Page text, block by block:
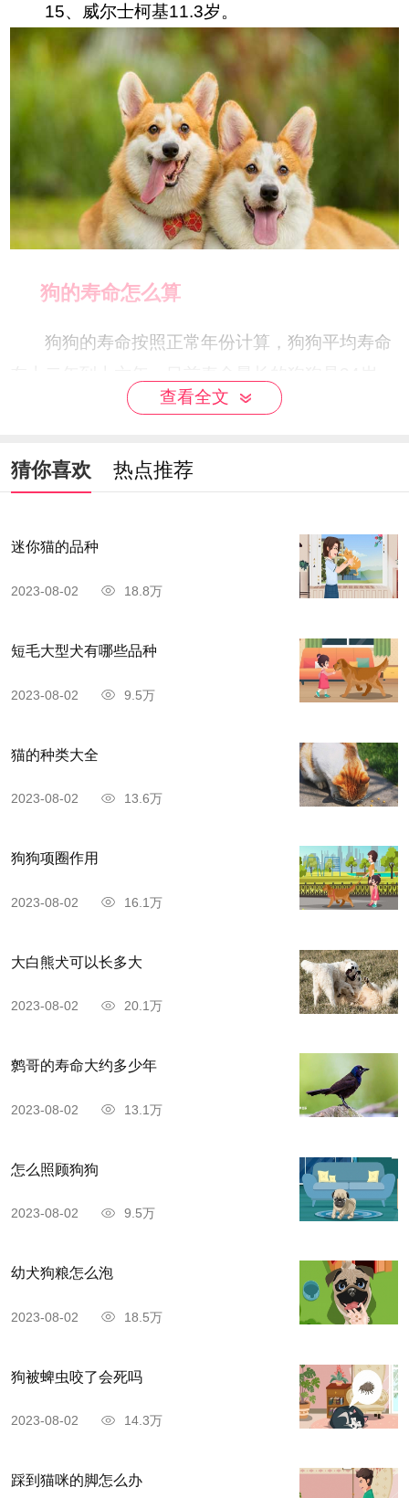
15、威尔士柯基11.3岁。
狗的寿命怎么算
狗狗的寿命按照正常年份计算，狗狗平均寿命
大型犬在五岁后就进入老年期，小型犬和中型犬7
该给予适当运动和营养。狗狗的寿命与种类、繁殖
查看全文
猜你喜欢 热点推荐
迷你猫的品种
2023-08-02 18.8万
短毛大型犬有哪些品种
2023-08-02 9.5万
猫的种类大全
2023-08-02 13.6万
狗狗项圈作用
2023-08-02 16.1万
大白熊犬可以长多大
2023-08-02 20.1万
鹩哥的寿命大约多少年
2023-08-02 13.1万
怎么照顾狗狗
2023-08-02 9.5万
幼犬狗粮怎么泡
2023-08-02 18.5万
狗被蜱虫咬了会死吗
2023-08-02 14.3万
踩到猫咪的脚怎么办